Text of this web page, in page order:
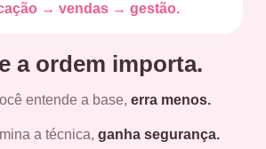
→ vendas → gestão.
a ordem importa.
entende a base, erra menos.
a técnica, ganha segurança.